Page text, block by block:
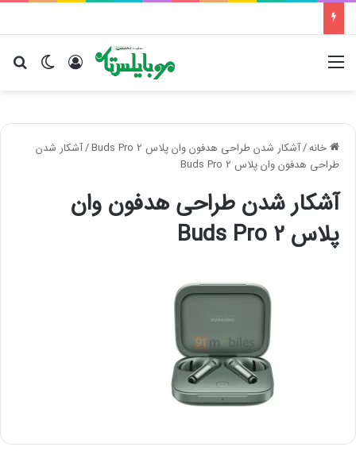
تغییر ورود
خانه/آشکار شدن طراحی هدفون وان پلاس Buds Pro 2 /آشکار شدن
طراحی هدفون وان پلاس Buds Pro 2
آشکار شدن طراحی هدفون وان
پلاس Buds Pro 2